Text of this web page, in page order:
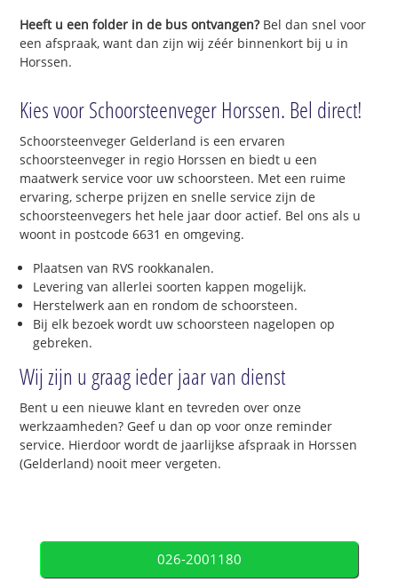
Heeft u een folder in de bus ontvangen?Bel dan snel voor
een afspraak, want dan zijn wij zéér binnenkort bij u in
Horssen.
Kies voor Schoorsteenveger Horssen. Bel direct!
Schoorsteenveger Gelderland is een ervaren
schoorsteenveger in regio Horssen en biedt u een
maatwerk service voor uw schoorsteen. Met een ruime
ervaring, scherpe prijzen en snelle service zijn de
schoorsteenvegers het hele jaar door actief. Bel ons als u
woont in postcode 6631 en omgeving.
Plaatsen van RVS rookkanalen.
Levering van allerlei soorten kappen mogelijk.
Herstelwerk aan en rondom de schoorsteen.
Bij elk bezoek wordt uw schoorsteen nagelopen op
gebreken.
Wij zijn u graag ieder jaar van dienst
Bent u een nieuwe klant en tevreden over onze
werkzaamheden? Geef u dan op voor onze reminder
service. Hierdoor wordt de jaarlijkse afspraak in Horssen
(Gelderland) nooit meer vergeten.
026-2001180